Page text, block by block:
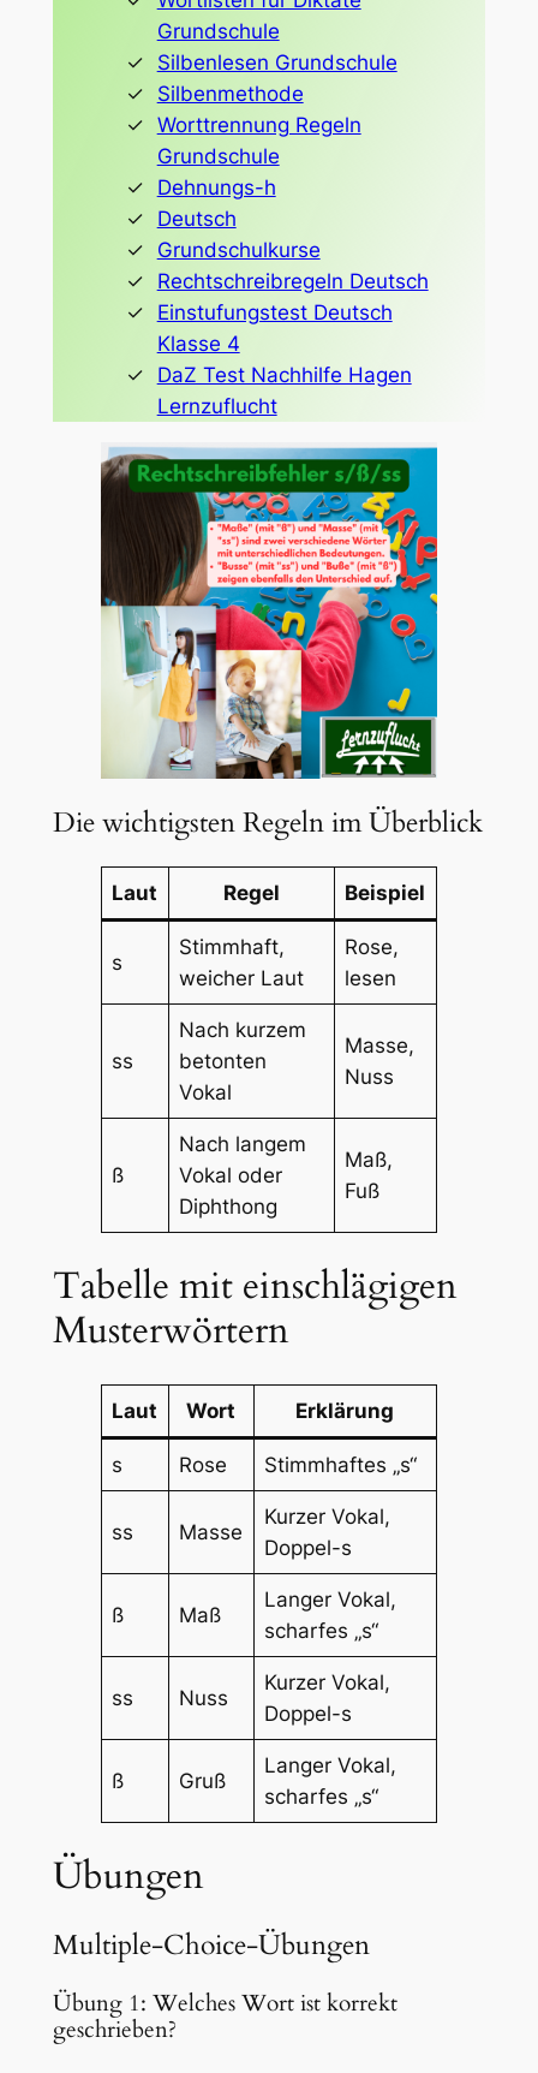
Grundschule
Silbenlesen Grundschule
Silbenmethode
Worttrennung Regeln
Grundschule
Dehnungs-h
Deutsch
Grundschulkurse
Rechtschreibregeln Deutsch
Einstufungstest Deutsch
Klasse 4
DaZ Test Nachhilfe Hagen
Lernzuflucht
Die wichtigsten Regeln im Überblick
Laut Regel Beispiel
s
Stimmhaft,
weicher Laut
Rose,
lesen
ss
Nach kurzem
betonten
Vokal
Masse,
Nuss
ß
Nach langem
Vokal oder
Diphthong
Maß,
Fuß
Tabelle mit einschlägigen
Musterwörtern
Laut Wort Erklärung
s Rose Stimmhaftes „s“
ss Masse
Kurzer Vokal,
Doppel-s
ß Maß
Langer Vokal,
scharfes „s“
ss Nuss
Kurzer Vokal,
Doppel-s
ß Gruß
Langer Vokal,
scharfes „s“
Übungen
Multiple-Choice-Übungen
Übung 1: Welches Wort ist korrekt
geschrieben?